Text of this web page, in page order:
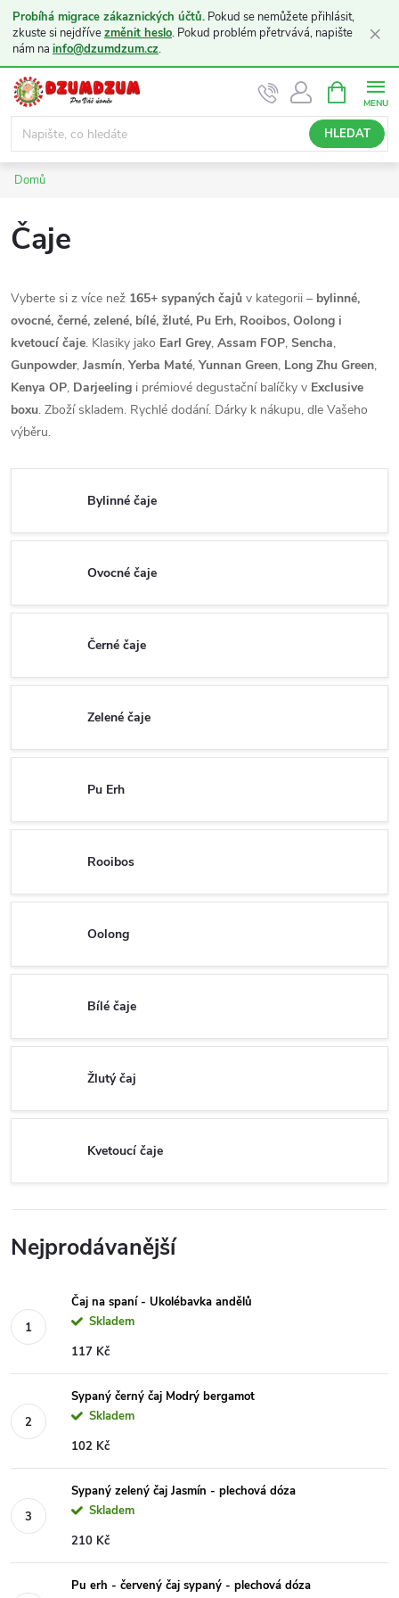
Probíhá migrace zákaznických účtů. Pokud se nemůžete přihlásit,
zkuste si nejdřívezměnit heslo. Pokud problém přetrvává, napište
nám na info@dzumdzum.cz.
×
Přejít
obsah
HLEDAT
NÁKUPNÍ
KOŠÍK
Domů
Čaje
Vyberte si z více než 165+ sypaných čajů v kategorii – bylinné,
ovocné, černé, zelené, bílé, žluté, Pu Erh, Rooibos, Oolong i
kvetoucí čaje. Klasiky jako Earl Grey, Assam FOP, Sencha,
Gunpowder, Jasmín,Yerba Maté,Yunnan Green, Long Zhu Green,
Kenya OP, Darjeeling i prémiové degustační balíčky v Exclusive
boxu. Zboží skladem. Rychlé dodání. Dárky k nákupu, dle Vašeho
výběru.
Bylinné čaje
Ovocné čaje
Černé čaje
Zelené čaje
Pu Erh
Rooibos
Oolong
Bílé čaje
Žlutý čaj
Kvetoucí čaje
Nejprodávanější
Čaj na spaní - Ukolébavka andělů
Skladem
117 Kč
Sypaný černý čaj Modrý bergamot
Skladem
102 Kč
Sypaný zelený čaj Jasmín - plechová dóza
Skladem
210 Kč
Pu erh - červený čaj sypaný - plechová dóza